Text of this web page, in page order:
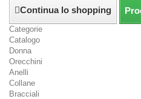
Continua lo shopping
Categorie
Catalogo
Donna
Orecchini
Anelli
Collane
Bracciali